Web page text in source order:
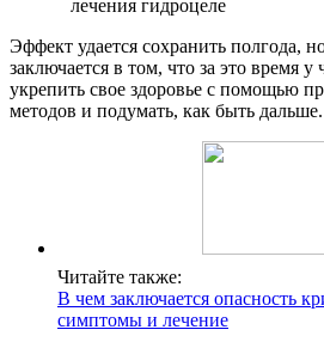
Эффект удается сохранить полгода,
заключается в том, что за это время у
укрепить свое здоровье с помощью
методов и подумать, как быть дальше.
Читайте также:
В чем заключается опасность
симптомы и лечение